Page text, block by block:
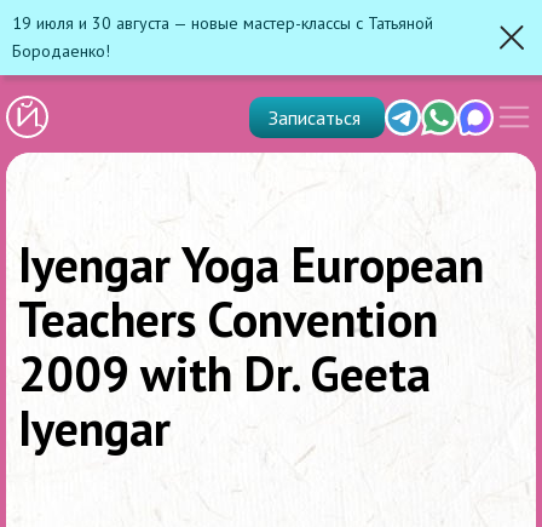
19 июля и 30 августа — новые мастер-классы с Татьяной
Бородаенко!
TelegramWhats'app
Max
Записаться
меню
Iyengar Yoga European
Teachers Convention
2009 with Dr. Geeta
Iyengar